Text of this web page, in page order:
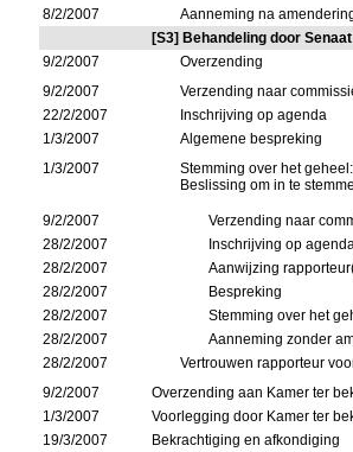
8/2/2007
Aanneming na
[S3] Behandeling door Senaat
9/2/2007
Overzending
9/2/2007
Verzending naar
22/2/2007
Inschrijving op agenda
1/3/2007
Algemene bespreking
1/3/2007
Stemming over het
Beslissing om in te
9/2/2007
Verzending naar
28/2/2007
Inschrijving op
28/2/2007
Aanwijzing
28/2/2007
Bespreking
28/2/2007
Stemming over het
28/2/2007
Aanneming zonder
28/2/2007
Vertrouwen rapporteur
9/2/2007
Overzending aan Kamer ter
1/3/2007
Voorlegging door Kamer ter
19/3/2007
Bekrachtiging en afkondiging